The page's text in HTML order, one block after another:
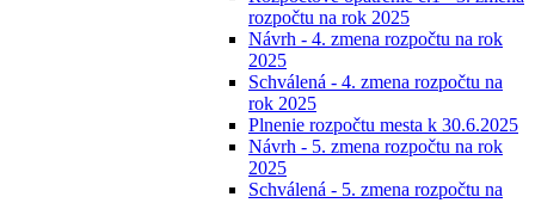
rozpočtu na rok 2025
Návrh - 4. zmena rozpočtu na rok
2025
Schválená - 4. zmena rozpočtu na
rok 2025
Plnenie rozpočtu mesta k 30.6.2025
Návrh - 5. zmena rozpočtu na rok
2025
Schválená - 5. zmena rozpočtu na